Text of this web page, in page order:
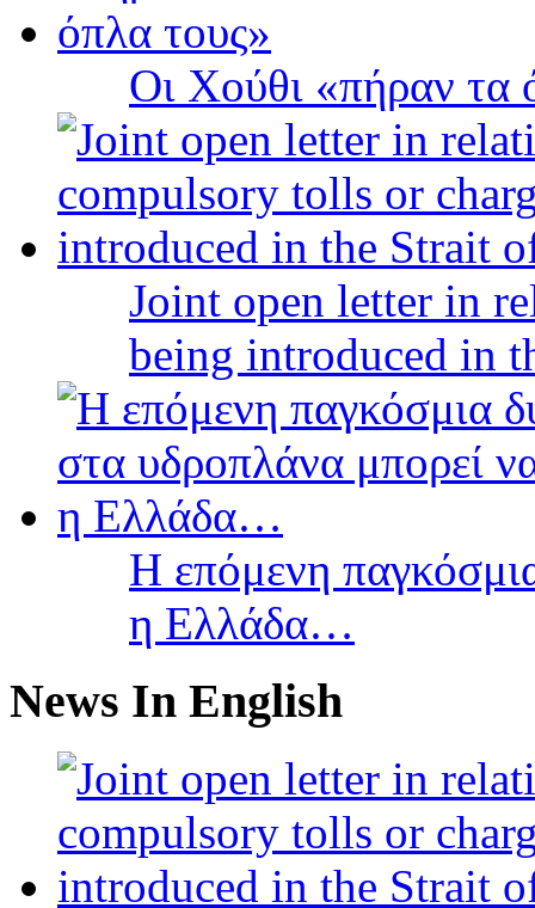
Οι Χούθι «πήραν τα
Joint open letter in
being introduced in
Η επόμενη
η Ελλάδα…
News In English